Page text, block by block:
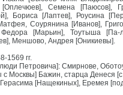
Семена [Паюсов],
Бориса [Лаптев], Роусина
Соурянина [Иванов],
Федора [Марьин], Тоутыша [Па-
Меншово, Андрея [Оникиевы].
1569 гг.
Петровича]: Смирнове,
Москвы] Бажин, старца Денеся
[Нащекиных], Еремея